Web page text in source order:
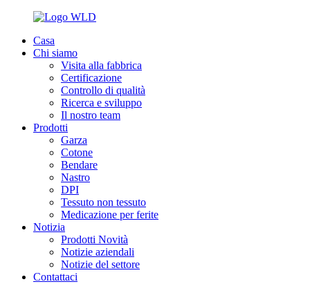
Casa
Chi siamo
Visita alla fabbrica
Certificazione
Controllo di qualità
Ricerca e sviluppo
Il nostro team
Prodotti
Garza
Cotone
Bendare
Nastro
DPI
Tessuto non tessuto
Medicazione per ferite
Notizia
Prodotti Novità
Notizie aziendali
Notizie del settore
Contattaci